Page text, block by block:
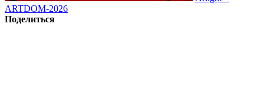
ARTDOM-2026
Поделиться